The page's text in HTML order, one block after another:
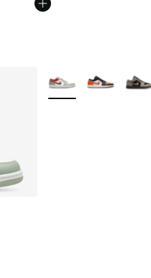
Plus de couleurs